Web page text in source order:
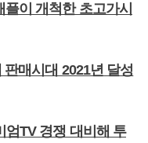
이 개척한 초고가시
매시대 2021년 달성
엄TV 경쟁 대비해 투